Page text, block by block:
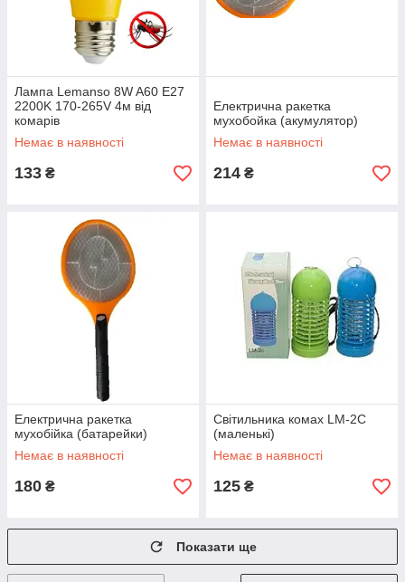
Лампа Lemanso 8W A60 E27
2200K 170-265V 4м від
комарів
Немає в наявності
133 ₴
Електрична ракетка
мухобойка (акумулятор)
Немає в наявності
214 ₴
Електрична ракетка
мухобійка (батарейки)
Немає в наявності
180 ₴
Світильника комах LM-2C
(маленькі)
Немає в наявності
125 ₴
Показати ще